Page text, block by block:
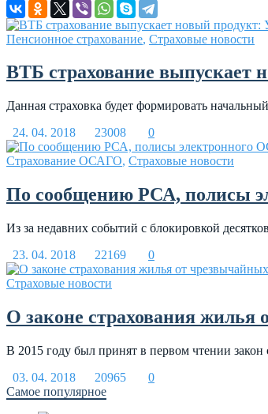
Пенсионное страхование, Страховые новости
ВТБ страхование выпускает
Данная страховка будет формировать
24. 04. 2018
23008 0
Страхование ОСАГО, Страховые новости
По сообщению РСА, полисы
Из за недавних событий с блокировкой
23. 04. 2018
22169 0
Страховые новости
О законе страхования жилья
В 2015 году был принят в первом чтении
03. 04. 2018
20965
0
Самое популярное